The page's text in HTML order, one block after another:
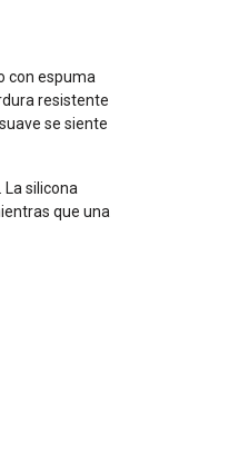
con espuma
resistente
se siente
silicona
que una